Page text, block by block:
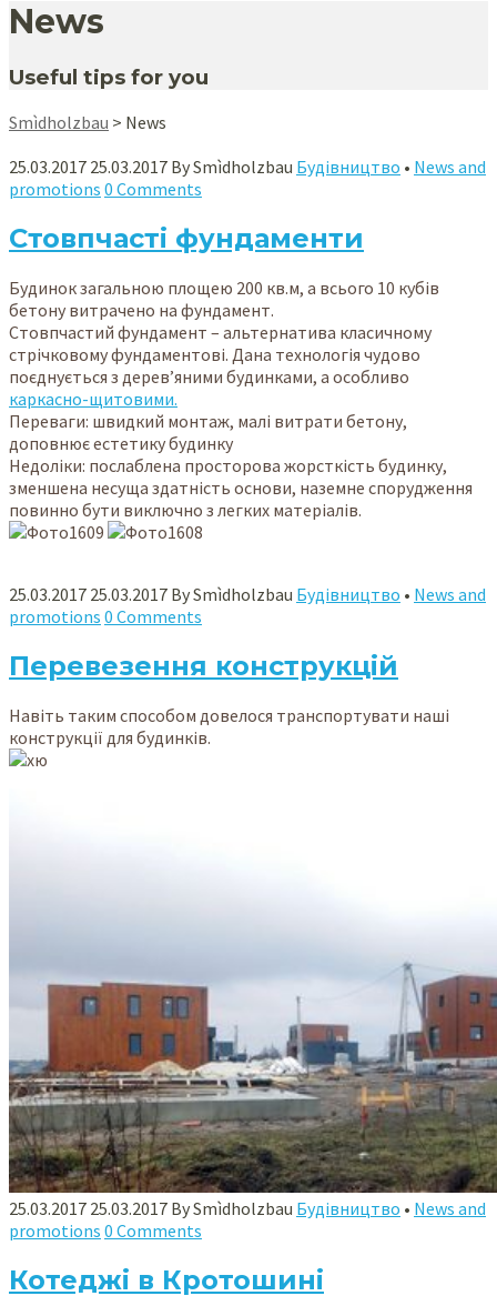
News
Useful tips for you
Smìdholzbau > News
25.03.2017 25.03.2017 BySmìdholzbau Будівництво • News and
promotions 0 Comments
Стовпчасті фундаменти
Будинок загальною площею 200 кв.м, а всього 10 кубів
бетону витрачено на фундамент.
Стовпчастий фундамент – альтернатива класичному
стрічковому фундаментові. Дана технологія чудово
поєднується з дерев’яними будинками, а особливо
каркасно-щитовими.
Переваги: швидкий монтаж, малі витрати бетону,
доповнює естетику будинку
Недоліки: послаблена просторова жорсткість будинку,
зменшена несуща здатність основи, наземне спорудження
повинно бути виключно з легких матеріалів.
25.03.2017 25.03.2017 BySmìdholzbau Будівництво • News and
promotions 0 Comments
Перевезення конструкцій
Навіть таким способом довелося транспортувати наші
конструкції для будинків.
25.03.2017 25.03.2017 BySmìdholzbau Будівництво • News and
promotions 0 Comments
Котеджі в Кротошині